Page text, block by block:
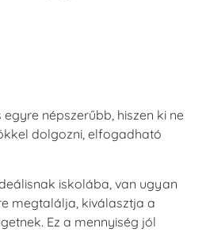
népszerűbb, hiszen ki ne
dolgozni, elfogadható
iskolába, van ugyan
megtalálja, kiválasztja a
Ez a mennyiség jól